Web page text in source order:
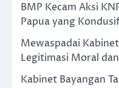
BMP Kecam Aksi
Papua yang
Mewaspadai
Legitimasi Moral
Kabinet Bayangan